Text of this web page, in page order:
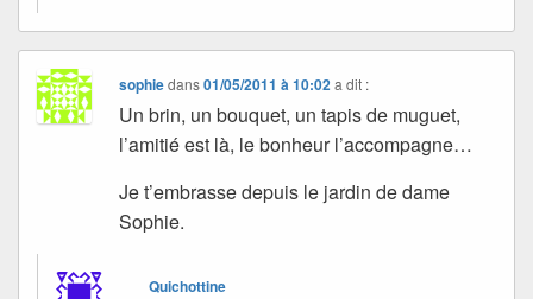
sophiedans01/05/2011 à 10:02 a dit :
Un brin, un bouquet, un tapis de muguet,
l’amitié est là, le bonheur l’accompagne…
Je t’embrasse depuis le jardin de dame
Sophie.
Quichottine